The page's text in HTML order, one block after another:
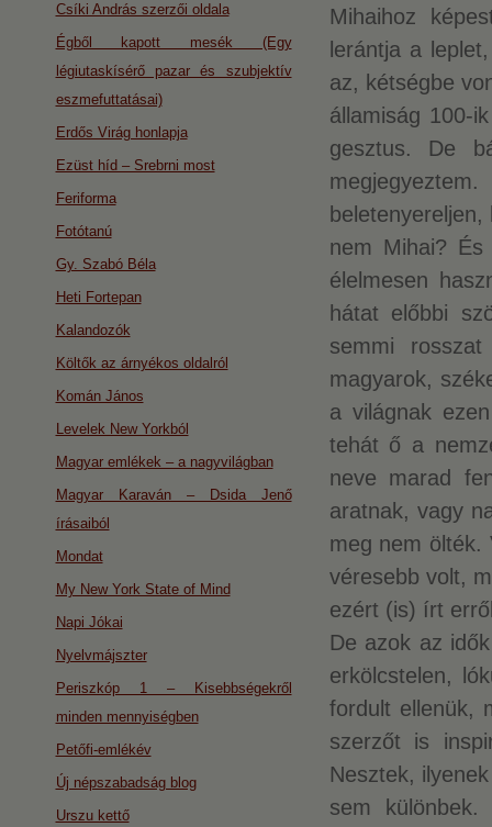
Mihaihoz
lerántja a
az, kétségbe
államiság 100-
gesztus. De
nem Mihai?
élelmesen
hátat előbbi
semmi
magyarok,
a világnak
tehát ő a
neve marad
aratnak, vagy
meg nem ölték.
véresebb volt,
ezért (is) írt
De azok az
erkölcstelen,
fordult ellenük,
szerzőt is
Nesztek,
sem
Csíki András szerzői oldala
Égből kapott mesék (Egy
légiutaskísérő pazar és szubjektív
eszmefuttatásai)
Erdős Virág honlapja
Ezüst híd – Srebrni most
Feriforma
Fotótanú
Gy. Szabó Béla
Heti Fortepan
Kalandozók
Költők az árnyékos oldalról
Komán János
Levelek New Yorkból
Magyar emlékek – a nagyvilágban
Magyar Karaván – Dsida Jenő
írásaiból
Mondat
My New York State of Mind
Napi Jókai
Nyelvmájszter
Periszkóp 1 – Kisebbségekről
minden mennyiségben
Petőfi-emlékév
Új népszabadság blog
Urszu kettő